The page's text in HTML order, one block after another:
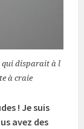
qui disparait à l
à craie
! Je suis
avez des